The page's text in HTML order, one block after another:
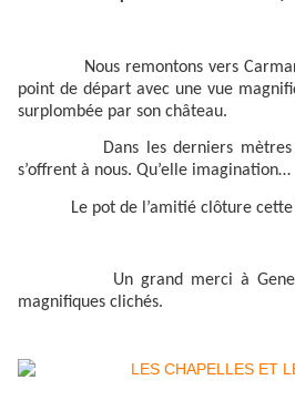
Nous remontons vers
point de départ avec une vue
surplombée par son château.
Dans les derniers mètres
s’offrent à nous. Qu’elle imagination…
Le pot de l’amitié clôture cette
Un grand merci à
magnifiques clichés.